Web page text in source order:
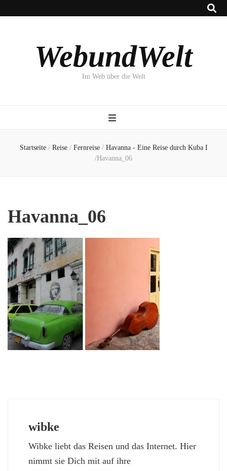
WebundWelt
Im Web über die Welt
Startseite / Reise / Fernreise / Havanna - Eine Reise durch Kuba I
/Havanna_06
Havanna_06
wibke
Wibke liebt das Reisen und das Internet. Hier
nimmt sie Dich mit auf ihre